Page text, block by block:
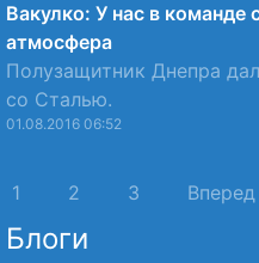
Вакулко: У нас в команде
атмосфера
Полузащитник Днепра
со Сталью.
01.08.2016 06:52
1 2 3 Вперед
Блоги